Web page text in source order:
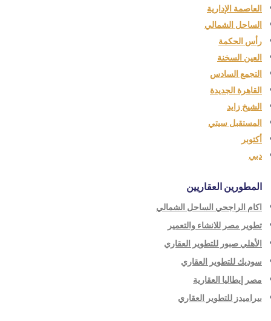
العاصمة الإدارية
الساحل الشمالي
رأس الحكمة
العين السخنة
التجمع السادس
القاهرة الجديدة
الشيخ زايد
المستقبل سيتي
أكتوبر
دبي
المطورين العقاريين
اكام الراجحي الساحل الشمالي
تطوير مصر للانشاء والتعمير
الأهلي صبور للتطوير العقاري
سوديك للتطوير العقاري
مصر إيطاليا العقارية
بيراميدز للتطوير العقاري